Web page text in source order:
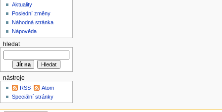
Aktuality
Poslední změny
Náhodná stránka
Nápověda
hledat
nástroje
RSS
Atom
Speciální stránky